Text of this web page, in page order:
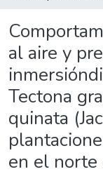
al aire y
Tectona
quinata
en el norte